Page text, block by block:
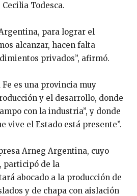
Todesca.
para lograr el
alcanzar, hacen falta
privados”, afirmó.
Fe es una provincia muy
y el desarrollo, donde
con la industria”, y donde
vive el Estado está presente”.
Arneg Argentina, cuyo
participó de la
abocado a la producción de
y de chapa con aislación